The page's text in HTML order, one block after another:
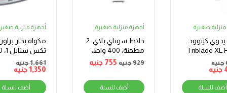
منزلية صغيرة
كينوود
Triblade XL
جنيه
جنيه
أضف للسلة
أجهزة منزلية صغيرة
خلاط سوناي بلاي، 2
مطحنة، 400 واط،
أبيض – MAR-2300
929جنيه 755 جنيه
أضف للسلة
أجهزة منزلية
مكواة بخار
1009
1,661جنيه
1,350جنيه
أضف للسلة